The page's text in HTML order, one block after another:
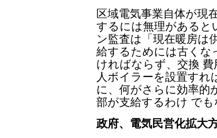
区域電気事業自体が現
するには無理があると
ン監査は「現在暖房は
給するためには古くな
ければならず、交換
人ボイラーを設置す
に、何がさらに効率的
部が支給するわけ で
政府、電気民営化拡大